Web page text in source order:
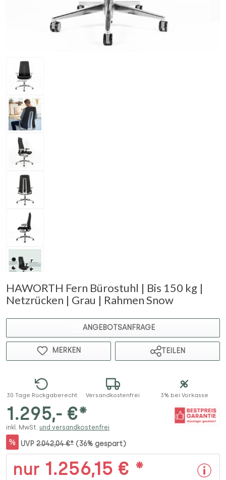
HAWORTH Fern Bürostuhl | Bis 150 kg |
Netzrücken | Grau | Rahmen Snow
ANGEBOTSANFRAGE
MERKEN TEILEN
30 Tage Rückgaberecht Versandkostenfrei 3% bei Vorkasse
1.295,- €*
inkl. MwSt. und versandkostenfrei
% UVP 2.042,04 €* (36% gespart)
nur 1.256,15 € *